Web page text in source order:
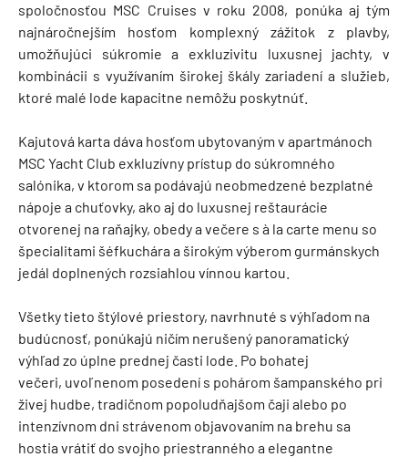
spoločnosťou MSC Cruises v roku 2008, ponúka aj tým
najnáročnejším hosťom komplexný zážitok z plavby,
umožňujúci súkromie a exkluzivitu luxusnej jachty, v
kombinácii s využívaním širokej škály zariadení a služieb,
ktoré malé lode kapacitne nemôžu poskytnúť.
Kajutová karta dáva hosťom ubytovaným v apartmánoch
MSC Yacht Club exkluzívny prístup do súkromného
salónika, v ktorom sa podávajú neobmedzené bezplatné
nápoje a chuťovky, ako aj do luxusnej reštaurácie
otvorenej na raňajky, obedy a večere s à la carte menu so
špecialitami šéfkuchára a širokým výberom gurmánskych
jedál doplnených rozsiahlou vínnou kartou.
Všetky tieto štýlové priestory, navrhnuté s výhľadom na
budúcnosť, ponúkajú ničím nerušený panoramatický
výhľad zo úplne prednej časti lode. Po bohatej
večeri, uvoľnenom posedení s pohárom šampanského pri
živej hudbe, tradičnom popoludňajšom čaji alebo po
intenzívnom dni strávenom objavovaním na brehu sa
hostia vrátiť do svojho priestranného a elegantne